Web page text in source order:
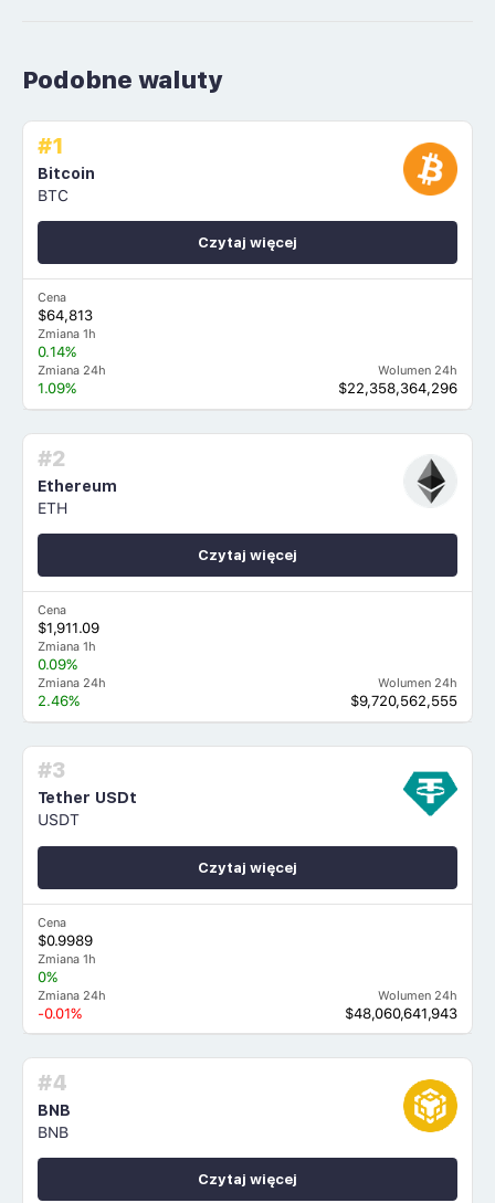
Podobne waluty
#1
Bitcoin
BTC
Cena
$64,813
Zmiana 1h
0.14%
Zmiana 24h
1.09%
Wolumen 24h
$22,358,364,296
Czytaj więcej
#2
Ethereum
ETH
Cena
$1,911.09
Zmiana 1h
0.09%
Zmiana 24h
2.46%
Wolumen 24h
$9,720,562,555
Czytaj więcej
#3
Tether USDt
USDT
Cena
$0.9989
Zmiana 1h
0%
Zmiana 24h
-0.01%
Wolumen 24h
$48,060,641,943
Czytaj więcej
#4
BNB
BNB
Czytaj więcej